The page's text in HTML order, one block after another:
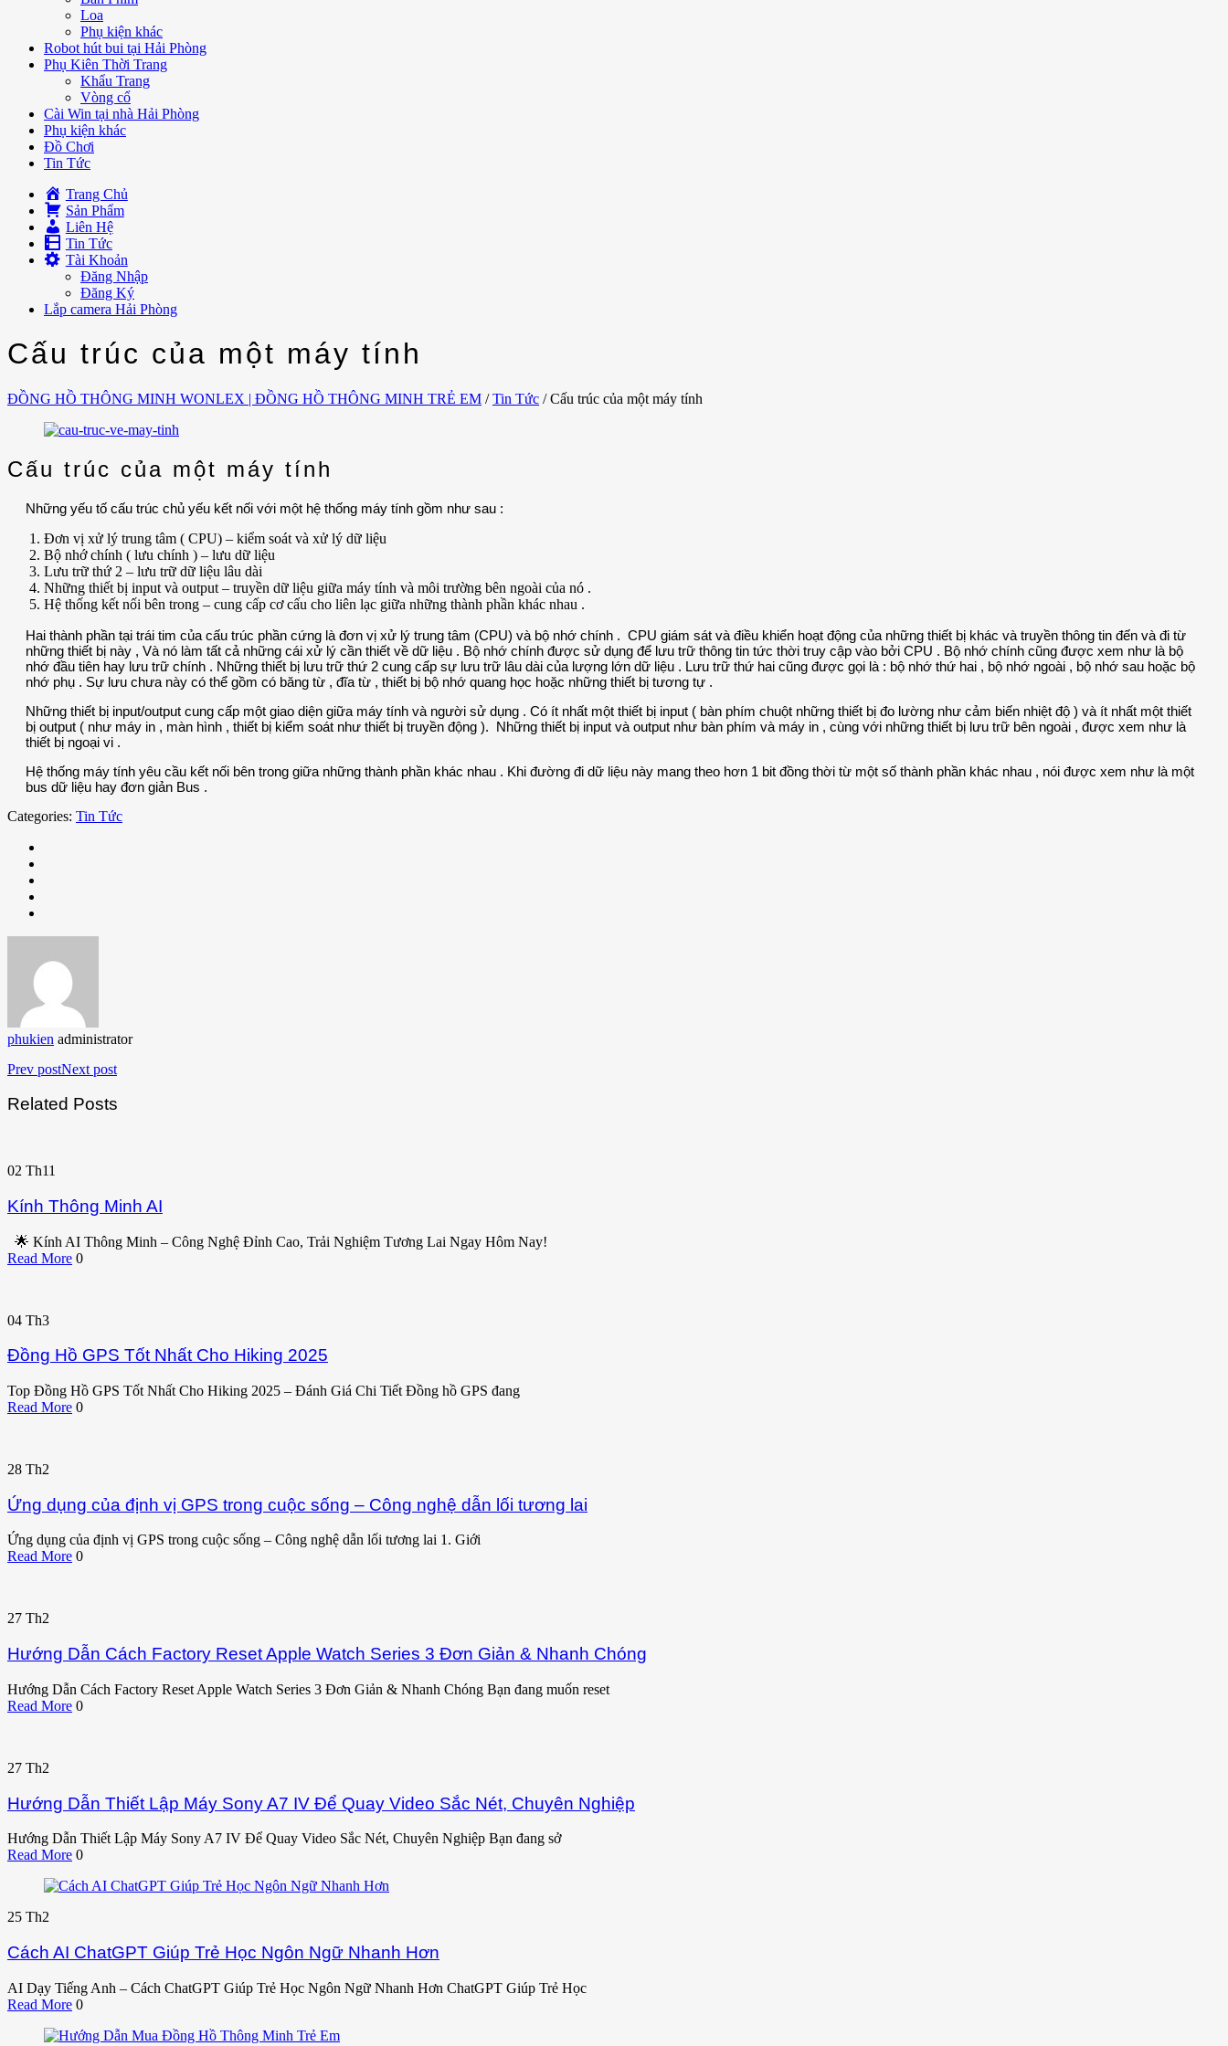
Loa
Phụ kiện khác
Robot hút bui tại Hải Phòng
Phụ Kiên Thời Trang
Khẩu Trang
Vòng cổ
Cài Win tại nhà Hải Phòng
Phụ kiện khác
Đồ Chơi
Tin Tức
Trang Chủ
Sản Phẩm
Liên Hệ
Tin Tức
Tài Khoản
Đăng Nhập
Đăng Ký
Lắp camera Hải Phòng
Cấu trúc của một máy tính
ĐỒNG HỒ THÔNG MINH WONLEX | ĐỒNG HỒ THÔNG MINH TRẺ EM / Tin Tức / Cấu trúc của một máy tính
Cấu trúc của một máy tính
Những yếu tố cấu trúc chủ yếu kết nối với một hệ thống máy tính gồm như sau :
Đơn vị xử lý trung tâm ( CPU) – kiểm soát và xử lý dữ liệu
Bộ nhớ chính ( lưu chính ) – lưu dữ liệu
Lưu trữ thứ 2 – lưu trữ dữ liệu lâu dài
Những thiết bị input và output – truyền dữ liệu giữa máy tính và môi trường bên ngoài của nó .
Hệ thống kết nối bên trong – cung cấp cơ cấu cho liên lạc giữa những thành phần khác nhau .
Hai thành phần tại trái tim của cấu trúc phần cứng là đơn vị xử lý trung tâm (CPU) và bộ nhớ chính . CPU giám sát và điều khiển hoạt động của những thiết bị khác và truyền thông tin đến và đi từ
những thiết bị này , Và nó làm tất cả những cái xử lý cần thiết về dữ liệu . Bộ nhớ chính được sử dụng để lưu trữ thông tin tức thời truy cập vào bởi CPU . Bộ nhớ chính cũng được xem như là bộ
nhớ đầu tiên hay lưu trữ chính . Những thiết bị lưu trữ thứ 2 cung cấp sự lưu trữ lâu dài của lượng lớn dữ liệu . Lưu trữ thứ hai cũng được gọi là : bộ nhớ thứ hai , bộ nhớ ngoài , bộ nhớ sau hoặc bộ
nhớ phụ . Sự lưu chưa này có thể gồm có băng từ , đĩa từ , thiết bị bộ nhớ quang học hoặc những thiết bị tương tự .
Những thiết bị input/output cung cấp một giao diện giữa máy tính và người sử dụng . Có ít nhất một thiết bị input ( bàn phím chuột những thiết bị đo lường như cảm biến nhiệt độ ) và ít nhất một thiết
bị output ( như máy in , màn hình , thiết bị kiểm soát như thiết bị truyền động ). Những thiết bị input và output như bàn phím và máy in , cùng với những thiết bị lưu trữ bên ngoài , được xem như là
thiết bị ngoại vi .
Hệ thống máy tính yêu cầu kết nối bên trong giữa những thành phần khác nhau . Khi đường đi dữ liệu này mang theo hơn 1 bit đồng thời từ một số thành phần khác nhau , nói được xem như là một
bus dữ liệu hay đơn giản Bus .
Categories: Tin Tức
phukien administrator
Prev postNext post
Related Posts
02 Th11
Kính Thông Minh AI
🌟 Kính AI Thông Minh – Công Nghệ Đỉnh Cao, Trải Nghiệm Tương Lai Ngay Hôm Nay!
Read More 0
04 Th3
Đồng Hồ GPS Tốt Nhất Cho Hiking 2025
Top Đồng Hồ GPS Tốt Nhất Cho Hiking 2025 – Đánh Giá Chi Tiết Đồng hồ GPS đang
Read More 0
28 Th2
Ứng dụng của định vị GPS trong cuộc sống – Công nghệ dẫn lối tương lai
Ứng dụng của định vị GPS trong cuộc sống – Công nghệ dẫn lối tương lai 1. Giới
Read More 0
27 Th2
Hướng Dẫn Cách Factory Reset Apple Watch Series 3 Đơn Giản & Nhanh Chóng
Hướng Dẫn Cách Factory Reset Apple Watch Series 3 Đơn Giản & Nhanh Chóng Bạn đang muốn reset
Read More 0
27 Th2
Hướng Dẫn Thiết Lập Máy Sony A7 IV Để Quay Video Sắc Nét, Chuyên Nghiệp
Hướng Dẫn Thiết Lập Máy Sony A7 IV Để Quay Video Sắc Nét, Chuyên Nghiệp Bạn đang sở
Read More 0
25 Th2
Cách AI ChatGPT Giúp Trẻ Học Ngôn Ngữ Nhanh Hơn
AI Dạy Tiếng Anh – Cách ChatGPT Giúp Trẻ Học Ngôn Ngữ Nhanh Hơn ChatGPT Giúp Trẻ Học
Read More 0